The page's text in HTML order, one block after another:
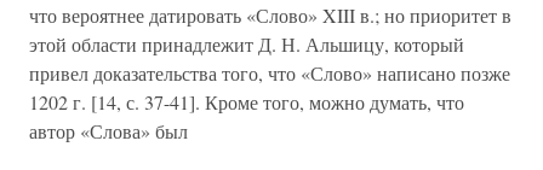
что вероятнее датировать «Слово» XIII в.; но приоритет в
этой области принадлежит Д. Н. Альшицу, который
привел доказательства того, что «Слово» написано позже
1202 г. [14, с. 37-41]. Кроме того, можно думать, что
автор «Слова» был